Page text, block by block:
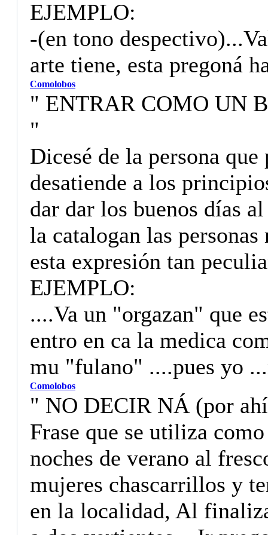
EJEMPLO:
-(en tono
arte tiene, esta pregoná
Comolobos
" ENTRAR COMO UN
"
Dicesé de la persona
desatiende a los
dar dar los buenos días
la catalogan las
esta expresión tan
EJEMPLO:
....Va un "orgazan" que
entro en ca la medica
mu "fulano" ....pues yo
Comolobos
" NO DECIR NÁ (por
Frase que se utiliza
noches de verano al
mujeres chascarrillos y
en la localidad, Al